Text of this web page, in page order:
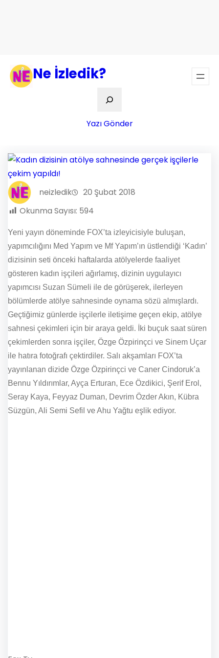
Ne İzledik?
Ara
Yazı Gönder
neizledik
20 Şubat 2018
Okunma Sayısı: 594
Yeni yayın döneminde FOX’ta izleyicisiyle buluşan,
yapımcılığını Med Yapım ve Mf Yapım’ın üstlendiği ‘Kadın’
dizisinin seti önceki haftalarda atölyelerde faaliyet
gösteren kadın işçileri ağırlamış, dizinin uygulayıcı
yapımcısı Suzan Sümeli ile de görüşerek, ilerleyen
bölümlerde atölye sahnesinde oynama sözü almışlardı.
Geçtiğimiz günlerde işçilerle iletişime geçen ekip, atölye
sahnesi çekimleri için bir araya geldi. İki buçuk saat süren
çekimlerden sonra işçiler, Özge Özpirinçci ve Sinem Uçar
ile hatıra fotoğrafı çektirdiler. Salı akşamları FOX’ta
yayınlanan dizide Özge Özpirinçci ve Caner Cindoruk’a
Bennu Yıldırımlar, Ayça Erturan, Ece Özdikici, Şerif Erol,
Seray Kaya, Feyyaz Duman, Devrim Özder Akın, Kübra
Süzgün, Ali Semi Sefil ve Ahu Yağtu eşlik ediyor.